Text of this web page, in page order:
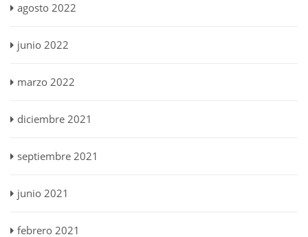
agosto 2022
junio 2022
marzo 2022
diciembre 2021
septiembre 2021
junio 2021
febrero 2021